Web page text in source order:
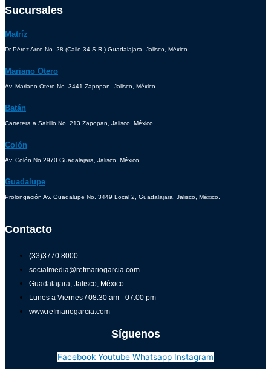
Sucursales
Matríz
Dr Pérez Arce No. 28 (Calle 34 S.R.) Guadalajara, Jalisco, México.
Mariano Otero
Av. Mariano Otero No. 3441 Zapopan, Jalisco, México.
Batán
Carretera a Saltillo No. 213 Zapopan, Jalisco, México.
Colón
Av. Colón No 2970 Guadalajara, Jalisco, México.
Guadalupe
Prolongación Av. Guadalupe No. 3449 Local 2, Guadalajara, Jalisco, México.
Contacto
(33)3770 8000
socialmedia@refmariogarcia.com
Guadalajara, Jalisco, México
Lunes a Viernes / 08:30 am - 07:00 pm
www.refmariogarcia.com
Síguenos
Facebook Youtube Whatsapp Instagram